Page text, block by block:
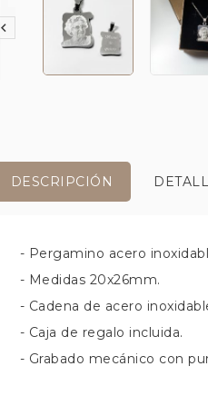

DESCRIPCIÓN
- Pergamino acero
- Medidas 20x26mm.
- Cadena de acero
- Caja de regalo incluida.
- Grabado mecánico con